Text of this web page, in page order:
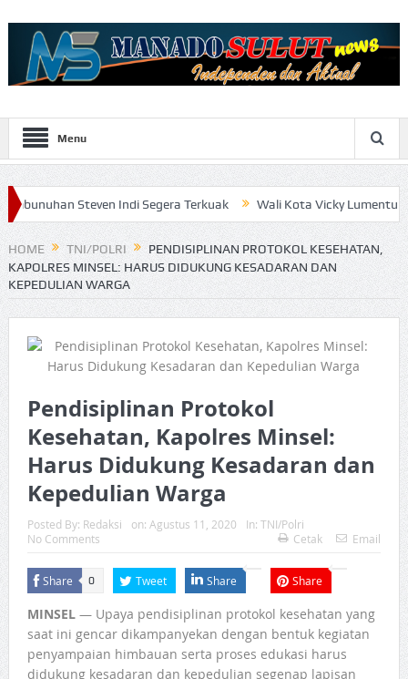
Menu
Steven Indi Segera Terkuak Wali Kota Vicky Lumentut Serahkan
HOME TNI/POLRI
PENDISIPLINAN PROTOKOL KESEHATAN,
KAPOLRES MINSEL: HARUS DIDUKUNG KESADARAN DAN
KEPEDULIAN WARGA
Pendisiplinan Protokol
Kesehatan, Kapolres Minsel:
Harus Didukung Kesadaran dan
Kepedulian Warga
Posted By: Redaksi on: Agustus 11, 2020 In: TNI/Polri
No Comments
Cetak Email
Share 0 Tweet Share Share
MINSEL— Upaya pendisiplinan protokol kesehatan yang
saat ini gencar dikampanyekan dengan bentuk kegiatan
penyampaian himbauan serta proses edukasi harus
didukung kesadaran dan kepedulian segenap lapisan